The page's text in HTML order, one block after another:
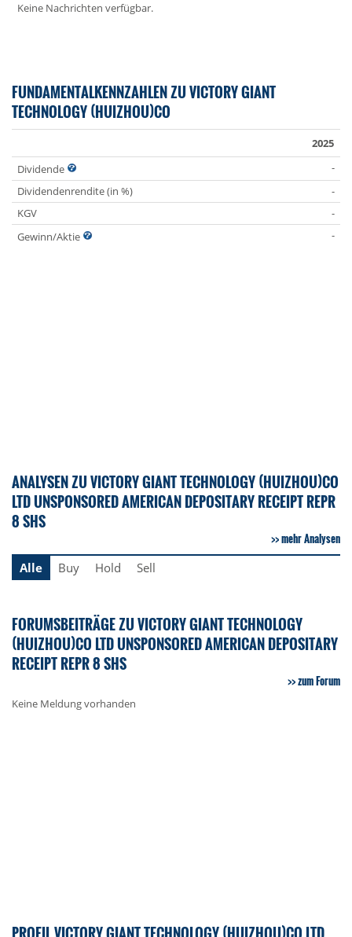
Keine Nachrichten verfügbar.
FUNDAMENTALKENNZAHLEN ZU VICTORY GIANT
TECHNOLOGY (HUIZHOU)CO
2025
Dividende
-
Dividendenrendite (in %)
-
KGV
-
Gewinn/Aktie
-
ANALYSEN ZU VICTORY GIANT TECHNOLOGY (HUIZHOU)CO
LTD UNSPONSORED AMERICAN DEPOSITARY RECEIPT REPR
8 SHS
mehr Analysen
Alle
Buy Hold Sell
FORUMSBEITRÄGE ZU VICTORY GIANT TECHNOLOGY
(HUIZHOU)CO LTD UNSPONSORED AMERICAN DEPOSITARY
RECEIPT REPR 8 SHS
zum Forum
Keine Meldung vorhanden
PROFIL VICTORY GIANT TECHNOLOGY (HUIZHOU)CO LTD